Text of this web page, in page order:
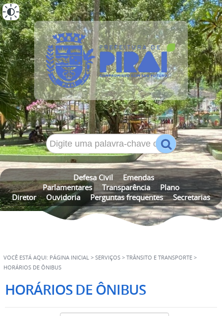
ALTO CONTRASTE MAPA DO SITE
Defesa Civil
Emendas
Parlamentares
Transparência
Plano
Diretor
Ouvidoria Perguntas frequentes Secretarias
VOCÊ ESTÁ AQUI: PÁGINA INICIAL > SERVIÇOS > TRÂNSITO E TRANSPORTE >
HORÁRIOS DE ÔNIBUS
HORÁRIOS DE ÔNIBUS